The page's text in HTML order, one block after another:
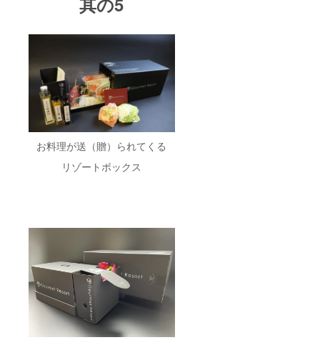
お料理が送（贈）られてくる
リゾートボックス